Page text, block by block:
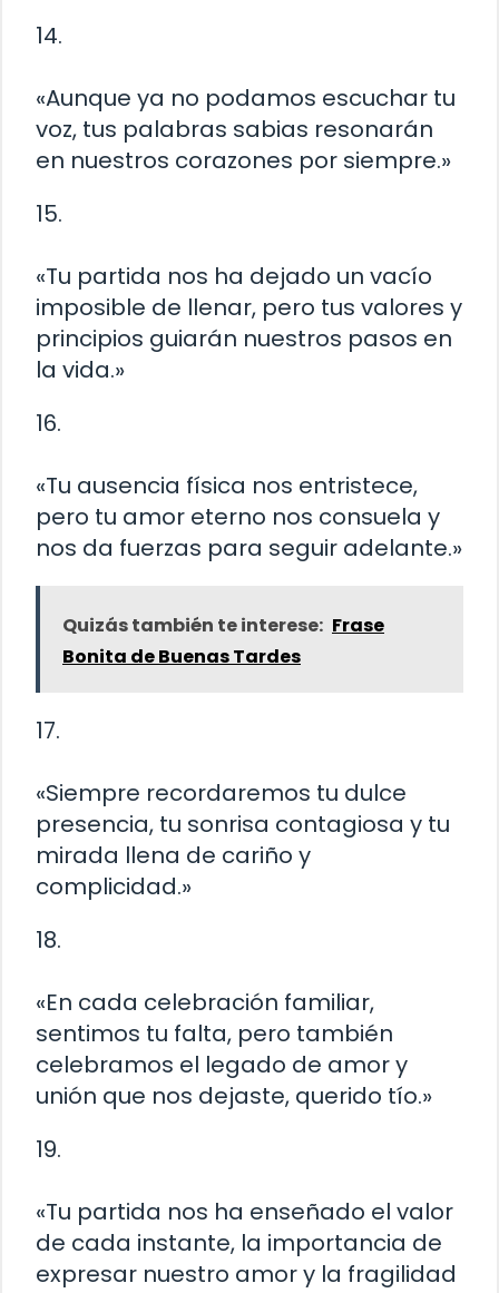
14.
«Aunque ya no podamos escuchar tu
voz, tus palabras sabias resonarán
en nuestros corazones por siempre.»
15.
«Tu partida nos ha dejado un vacío
imposible de llenar, pero tus valores y
principios guiarán nuestros pasos en
la vida.»
16.
«Tu ausencia física nos entristece,
pero tu amor eterno nos consuela y
nos da fuerzas para seguir adelante.»
Quizás también te interese: Frase
Bonita de Buenas Tardes
17.
«Siempre recordaremos tu dulce
presencia, tu sonrisa contagiosa y tu
mirada llena de cariño y
complicidad.»
18.
«En cada celebración familiar,
sentimos tu falta, pero también
celebramos el legado de amor y
unión que nos dejaste, querido tío.»
19.
«Tu partida nos ha enseñado el valor
de cada instante, la importancia de
expresar nuestro amor y la fragilidad